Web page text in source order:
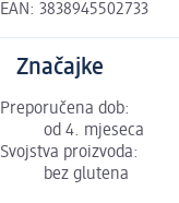
EAN: 3838945502733
Značajke
Preporučena dob:
od 4. mjeseca
Svojstva proizvoda:
bez glutena